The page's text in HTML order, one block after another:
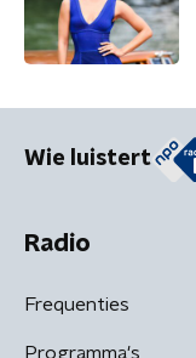
Wie luistert
Radio
Frequenties
Programma's